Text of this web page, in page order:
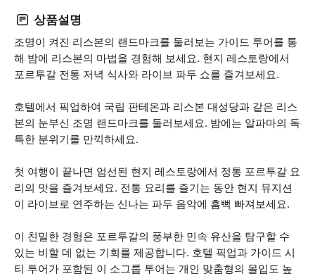
상품설명
조명이 켜진 리스본의 랜드마크를 둘러보는 가이드 투어를 통
해 밤에 리스본의 마법을 경험해 보세요. 현지 레스토랑에서
포르투갈 전통 저녁 식사와 라이브 파두 쇼를 즐겨보세요.
호텔에서 픽업하여 국립 판테온과 리스본 대성당과 같은 리스
본의 눈부신 조명 랜드마크를 둘러보세요. 밤에는 알파마의 독
특한 분위기를 만끽하세요.
첫 여행이 끝나면 엄선된 현지 레스토랑에서 정통 포르투갈 요
리의 맛을 즐겨보세요. 전통 요리를 즐기는 동안 현지 뮤지션
이 라이브로 연주하는 신나는 파두 음악에 흠뻑 빠져보세요.
이 친밀한 경험은 포르투갈의 풍부한 민속 유산을 탐구할 수
있는 비할 데 없는 기회를 제공합니다. 호텔 픽업과 가이드 시
티 투어가 포함된 이 소그룹 투어는 개인 맞춤형의 몰입도 높